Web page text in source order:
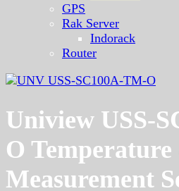
GPS
Rak Server
Indorack
Router
Uniview USS-
O
Measurement